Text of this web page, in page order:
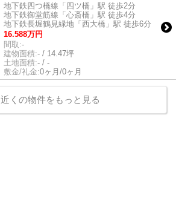
地下鉄四つ橋線「四ツ橋」駅 徒歩2分
地下鉄御堂筋線「心斎橋」駅 徒歩4分
地下鉄長堀鶴見緑地「西大橋」駅 徒歩6分
16.588万円
間取:-
建物面積:- / 14.47坪
土地面積:- / -
敷金/礼金:0ヶ月/0ヶ月
近くの物件をもっと見る